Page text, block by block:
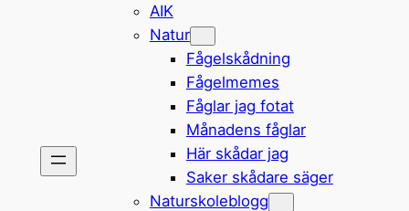
AIK
Natur
Fågelskådning
Fågelmemes
Fåglar jag fotat
Månadens fåglar
Här skådar jag
Saker skådare säger
Naturskoleblogg